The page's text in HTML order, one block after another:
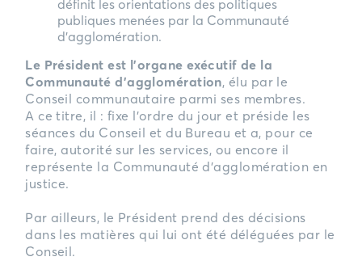
définit les orientations des politiques
publiques menées par la Communauté
d’agglomération.
Le Président est l’organe exécutif de la
Communauté d’agglomération, élu par le
Conseil communautaire parmi ses membres.
A ce titre, il : fixe l’ordre du jour et préside les
séances du Conseil et du Bureau et a, pour ce
faire, autorité sur les services, ou encore il
représente la Communauté d’agglomération en
justice.
Par ailleurs, le Président prend des décisions
dans les matières qui lui ont été déléguées par le
Conseil.